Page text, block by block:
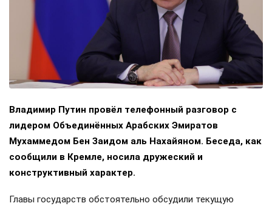
Владимир Путин провёл телефонный разговор с
лидером Объединённых Арабских Эмиратов
Мухаммедом Бен Заидом аль Нахайяном. Беседа, как
сообщили в Кремле, носила дружеский и
конструктивный характер.
Главы государств обстоятельно обсудили текущую